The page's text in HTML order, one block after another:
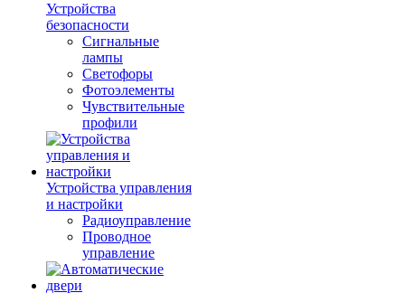
Устройства
безопасности
Сигнальные
лампы
Светофоры
Фотоэлементы
Чувствительные
профили
Устройства управления
и настройки
Радиоуправление
Проводное
управление